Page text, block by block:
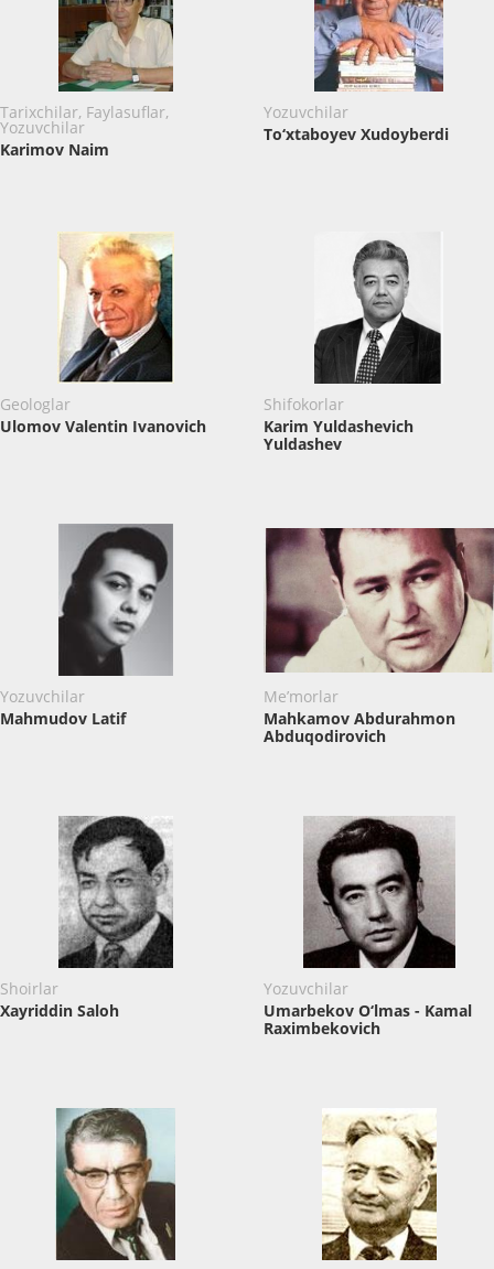
Tarixchilar, Faylasuflar,
Yozuvchilar
Karimov Naim
Yozuvchilar
To‘xtaboyev Xudoyberdi
Geologlar
Ulomov Valentin Ivanovich
Shifokorlar
Karim Yuldashevich
Yuldashev
Yozuvchilar
Mahmudov Latif
Me’morlar
Mahkamov Abdurahmon
Abduqodirovich
Shoirlar
Xayriddin Saloh
Yozuvchilar
Umarbekov O‘lmas - Kamal
Raximbekovich